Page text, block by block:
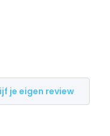
je eigen review